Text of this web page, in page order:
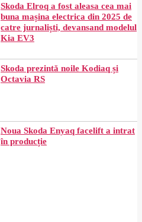
Skoda Elroq a fost aleasa cea mai
buna mașina electrica din 2025 de
catre jurnaliști, devansand modelul
Kia EV3
Skoda prezintă noile Kodiaq și
Octavia RS
Noua Skoda Enyaq facelift a intrat
în producție